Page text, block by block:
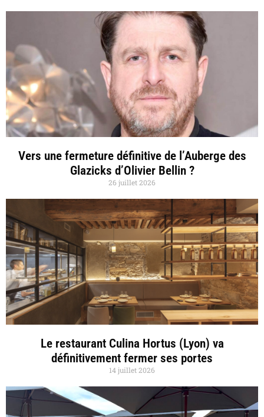
Vers une fermeture définitive de l’Auberge des
Glazicks d’Olivier Bellin ?
26 juillet 2026
Le restaurant Culina Hortus (Lyon) va
définitivement fermer ses portes
14 juillet 2026